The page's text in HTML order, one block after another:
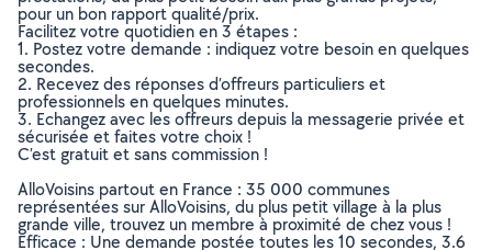
pour un bon rapport qualité/prix.
Facilitez votre quotidien en 3 étapes :
1. Postez votre demande : indiquez votre besoin en quelques
secondes.
2. Recevez des réponses d’offreurs particuliers et
professionnels en quelques minutes.
3. Echangez avec les offreurs depuis la messagerie privée et
sécurisée et faites votre choix !
C’est gratuit et sans commission !
AlloVoisins partout en France : 35 000 communes
représentées sur AlloVoisins, du plus petit village à la plus
grande ville, trouvez un membre à proximité de chez vous !
Efficace : Une demande postée toutes les 10 secondes, 3.6